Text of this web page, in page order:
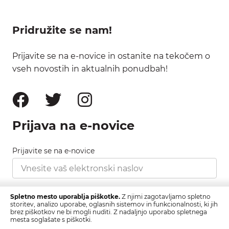
Pridružite se nam!
Prijavite se na e-novice in ostanite na tekočem o
vseh novostih in aktualnih ponudbah!
Prijava na e-novice
Prijavite se na e-novice
Strinjam se s pravilnikom zasebnosti, ki ga najdete
tukaj.
Spletno mesto uporablja piškotke. Z njimi zagotavljamo spletno
storitev, analizo uporabe, oglasnih sistemov in funkcionalnosti, ki jih
brez piškotkov ne bi mogli nuditi. Z nadaljnjo uporabo spletnega
mesta soglašate s piškotki.